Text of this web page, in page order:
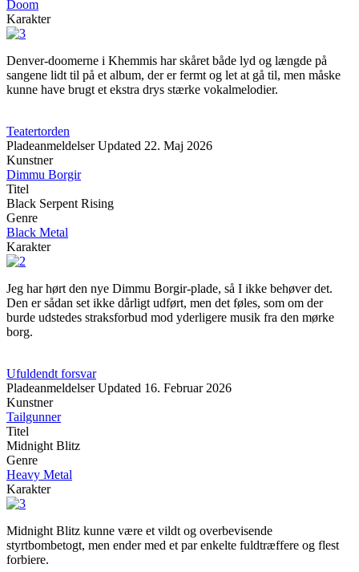
Doom
Karakter
Denver-doomerne i Khemmis har skåret både lyd og længde på
sangene lidt til på et album, der er fermt og let at gå til, men måske
kunne have brugt et ekstra drys stærke vokalmelodier.
Teatertorden
Pladeanmeldelser Updated 22. Maj 2026
Kunstner
Dimmu Borgir
Titel
Black Serpent Rising
Genre
Black Metal
Karakter
Jeg har hørt den nye Dimmu Borgir-plade, så I ikke behøver det.
Den er sådan set ikke dårligt udført, men det føles, som om der
burde udstedes straksforbud mod yderligere musik fra den mørke
borg.
Ufuldendt forsvar
Pladeanmeldelser Updated 16. Februar 2026
Kunstner
Tailgunner
Titel
Midnight Blitz
Genre
Heavy Metal
Karakter
Midnight Blitz kunne være et vildt og overbevisende
styrtbombetogt, men ender med et par enkelte fuldtræffere og flest
forbiere.